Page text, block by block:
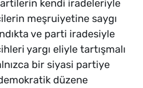
kendi iradeleriyle
meşruiyetine saygı
ve parti iradesiyle
yargı eliyle tartışmalı
bir siyasi partiye
düzene